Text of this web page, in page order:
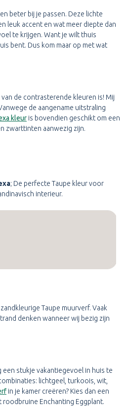
beter bij je passen. Deze lichte
leuk accent en wat meer diepte dan
te krijgen. Want je wilt thuis
bent. Dus kom maar op met wat
de contrasterende kleuren is! Mij
de aangename uitstraling
kleur is bovendien geschikt om een
zwarttinten aanwezig zijn.
; De perfecte Taupe kleur voor
interieur.
Taupe muurverf. Vaak
denken wanneer wij bezig zijn
een stukje vakantiegevoel in huis te
lichtgeel, turkoois, wit,
in je kamer creëren? Kies dan een
roodbruine Enchanting Eggplant.